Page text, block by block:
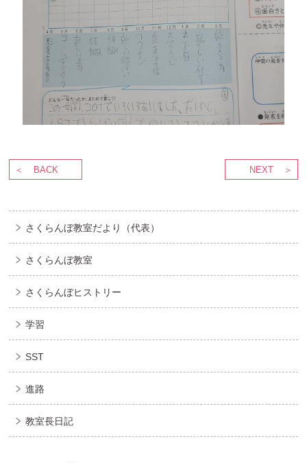
BACK NEXT
さくらんぼ教室だより（代表）
さくらんぼ教室
さくらんぼヒストリー
学習
SST
進路
教室長日記